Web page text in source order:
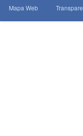
Mapa Web